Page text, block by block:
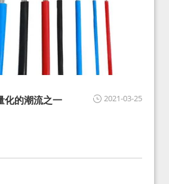
2021-03-25
的潮流之一